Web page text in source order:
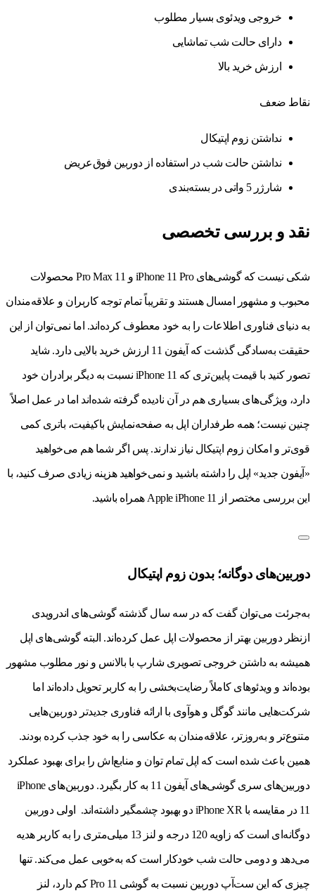
خروجی ویدئوی بسیار مطلوب
دارای حالت شب تماشایی
ارزش خرید بالا
نقاط ضعف
نداشتن زوم اپتیکال
نداشتن حالت شب در استفاده از دوربین فوق‌عریض
شارژر 5 واتی در بسته‌بندی
نقد و بررسی تخصصی
شکی نیست که گوشی‌های iPhone 11 Pro و 11 Pro Max محصولات
محبوب و مشهور امسال هستند و تقریباً تمام توجه کاربران و علاقه‌مندان
به دنیای فناوری اطلاعات را به خود معطوف کرده‌اند. اما نمی‌توان از این
حقیقت به‌سادگی گذشت که آیفون 11 ارزش خرید بالایی دارد. شاید
تصور کنید با قیمت پایین‌تری که iPhone 11 نسبت به دیگر برادران خود
دارد، ویژگی‌های بسیاری هم در آن نادیده گرفته شده‌اند اما در عمل اصلاً
چنین نیست؛ همه طرفداران اپل به صفحه‌نمایش باکیفیت، باتری کمی
‌قوی‌تر و امکان زوم اپتیکال نیاز ندارند. پس اگر شما هم می‌خواهید
«آیفون جدید» اپل را داشته باشید و نمی‌خواهید هزینه زیادی صرف کنید، با
این بررسی مختصر از Apple iPhone 11 همراه باشید.
دوربین‌های دوگانه؛ بدون زوم اپتیکال
به‌جرئت می‌توان گفت که در سه سال گذشته گوشی‌های اندرویدی
ازنظر دوربین بهتر از محصولات اپل عمل کرده‌اند. البته گوشی‌های اپل
همیشه به داشتن خروجی تصویری شارپ با بالانس و نور مطلوب مشهور
بوده‌اند و ویدئوهای کاملاً رضایت‌بخشی را به کاربر تحویل داده‌اند اما
شرکت‌هایی مانند گوگل و هوآوی با ارائه فناوری جدیدتر دوربین‌هایی
متنوع‌تر و به‌روزتر، علاقه‌مندان به عکاسی را به خود جذب کرده بودند.
همین باعث شده است که اپل تمام توان و منابع‌اش را برای بهبود عملکرد
دوربین‌های سری گوشی‌های آیفون 11 به کار بگیرد. دوربین‌های iPhone
11 در مقایسه با iPhone XR دو بهبود چشمگیر داشته‌اند. اولی دوربین
دوگانه‌ای است که زاویه 120 درجه و لنز 13 میلی‌متری را به کاربر هدیه
می‌دهد و دومی حالت شب خودکار است که به‌خوبی عمل می‌کند. تنها
چیزی که این ست‌آپ دوربین نسبت به گوشی 11 Pro کم دارد، لنز